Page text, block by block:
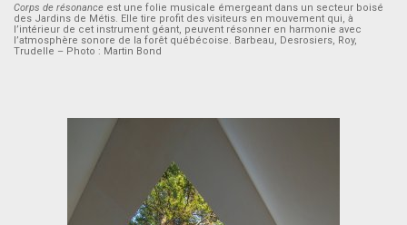
Corps de résonance est une folie musicale émergeant dans un secteur boisé
des Jardins de Métis. Elle tire profit des visiteurs en mouvement qui, à
l’intérieur de cet instrument géant, peuvent résonner en harmonie avec
l’atmosphère sonore de la forêt québécoise. Barbeau, Desrosiers, Roy,
Trudelle – Photo : Martin Bond